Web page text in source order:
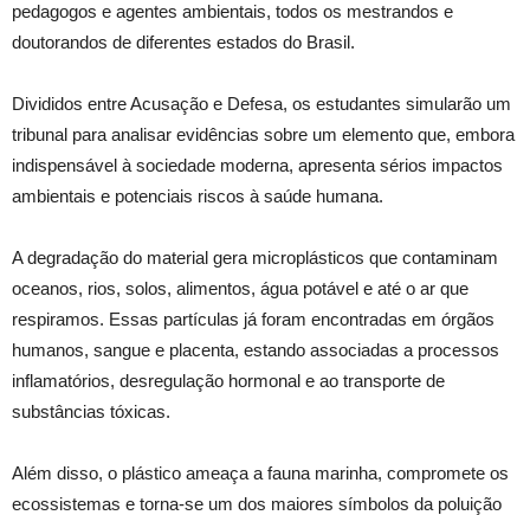
pedagogos e agentes ambientais, todos os mestrandos e
doutorandos de diferentes estados do Brasil.
Divididos entre Acusação e Defesa, os estudantes simularão um
tribunal para analisar evidências sobre um elemento que, embora
indispensável à sociedade moderna, apresenta sérios impactos
ambientais e potenciais riscos à saúde humana.
A degradação do material gera microplásticos que contaminam
oceanos, rios, solos, alimentos, água potável e até o ar que
respiramos. Essas partículas já foram encontradas em órgãos
humanos, sangue e placenta, estando associadas a processos
inflamatórios, desregulação hormonal e ao transporte de
substâncias tóxicas.
Além disso, o plástico ameaça a fauna marinha, compromete os
ecossistemas e torna-se um dos maiores símbolos da poluição